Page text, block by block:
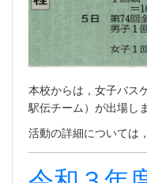
本校からは，女子バス
駅伝チーム）が出場しま
活動の詳細については